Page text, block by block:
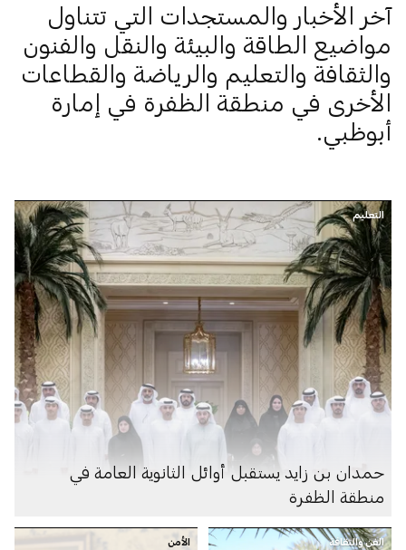
آخر الأخبار والمستجدات التي تتناول
مواضيع الطاقة والبيئة والنقل والفنون
والثقافة والتعليم والرياضة والقطاعات
الأخرى في منطقة الظفرة في إمارة
أبوظبي.
التعليم
حمدان بن زايد يستقبل أوائل الثانوية العامة في
منطقة الظفرة
الفن والثقافة الأمن